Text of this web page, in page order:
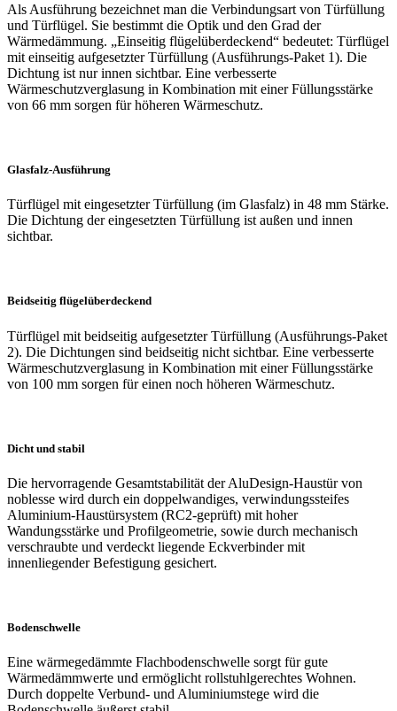
Als Ausführung bezeichnet man die Verbindungsart von Türfüllung
und Türflügel. Sie bestimmt die Optik und den Grad der
Wärmedämmung. „Einseitig flügelüberdeckend“ bedeutet: Türflügel
mit einseitig aufgesetzter Türfüllung (Ausführungs-Paket 1). Die
Dichtung ist nur innen sichtbar. Eine verbesserte
Wärmeschutzverglasung in Kombination mit einer Füllungsstärke
von 66 mm sorgen für höheren Wärmeschutz.
Glasfalz-Ausführung
Türflügel mit eingesetzter Türfüllung (im Glasfalz) in 48 mm Stärke.
Die Dichtung der eingesetzten Türfüllung ist außen und innen
sichtbar.
Beidseitig flügelüberdeckend
Türflügel mit beidseitig aufgesetzter Türfüllung (Ausführungs-Paket
2). Die Dichtungen sind beidseitig nicht sichtbar. Eine verbesserte
Wärmeschutzverglasung in Kombination mit einer Füllungsstärke
von 100 mm sorgen für einen noch höheren Wärmeschutz.
Dicht und stabil
Die hervorragende Gesamtstabilität der AluDesign-Haustür von
noblesse wird durch ein doppelwandiges, verwindungssteifes
Aluminium-Haustürsystem (RC2-geprüft) mit hoher
Wandungsstärke und Profilgeometrie, sowie durch mechanisch
verschraubte und verdeckt liegende Eckverbinder mit
innenliegender Befestigung gesichert.
Bodenschwelle
Eine wärmegedämmte Flachbodenschwelle sorgt für gute
Wärmedämmwerte und ermöglicht rollstuhlgerechtes Wohnen.
Durch doppelte Verbund- und Aluminiumstege wird die